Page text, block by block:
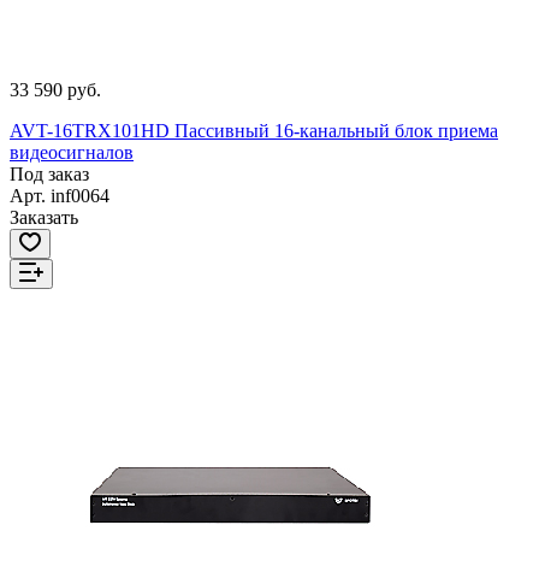
33 590 руб.
AVT-16TRX101HD Пассивный 16-канальный блок приема
видеосигналов
Под заказ
Арт. inf0064
Заказать